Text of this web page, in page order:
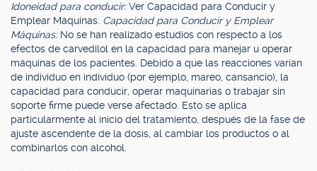
Idoneidad para conducir:Ver Capacidad para Conducir y
Emplear Máquinas. Capacidad para Conducir y Emplear
Máquinas: No se han realizado estudios con respecto a los
efectos de carvedilol en la capacidad para manejar u operar
máquinas de los pacientes. Debido a que las reacciones varían
de individuo en individuo (por ejemplo, mareo, cansancio), la
capacidad para conducir, operar maquinarias o trabajar sin
soporte firme puede verse afectado. Esto se aplica
particularmente al inicio del tratamiento, después de la fase de
ajuste ascendente de la dosis, al cambiar los productos o al
combinarlos con alcohol.